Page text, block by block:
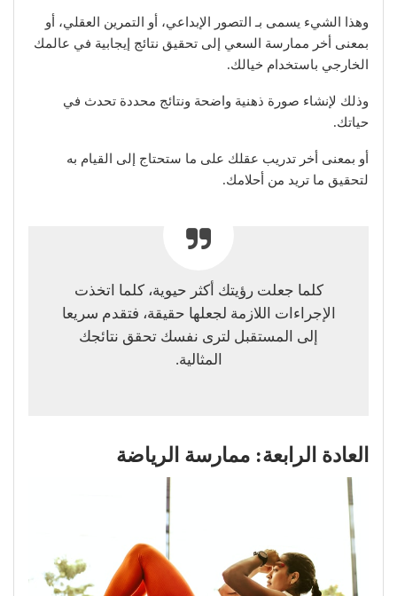
وهذا الشيء يسمى بـ التصور الإبداعي، أو التمرين العقلي، أو
بمعنى أخر ممارسة السعي إلى تحقيق نتائج إيجابية في عالمك
الخارجي باستخدام خيالك.
وذلك لإنشاء صورة ذهنية واضحة ونتائج محددة تحدث في
حياتك.
أو بمعنى أخر تدريب عقلك على ما ستحتاج إلى القيام به
لتحقيق ما تريد من أحلامك.
كلما جعلت رؤيتك أكثر حيوية، كلما اتخذت
الإجراءات اللازمة لجعلها حقيقة، فتقدم سريعا
إلى المستقبل لترى نفسك تحقق نتائجك
المثالية.
العادة الرابعة: ممارسة الرياضة